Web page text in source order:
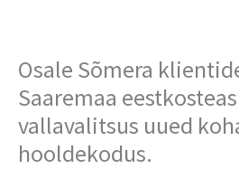
Osale Sõmera
Saaremaa
vallavalitsus uued
hooldekodus.